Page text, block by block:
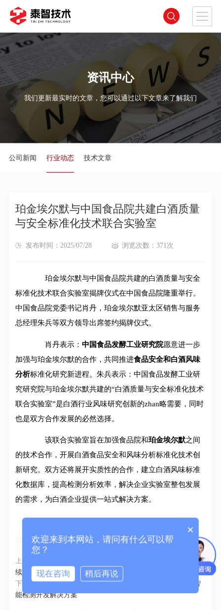
资讯中心
我们更新最实时的文章，您可以通过以下文章来了解我们
公司新闻 行业动态 技术文章
珀金埃尔默与中国食品院共建白酒质量
与安全标准化技术联合实验室
发布时间：2025/07/28 浏览次数：371次
珀金埃尔默与中国食品院共建的白酒质量与安全
标准化技术联合实验室揭牌仪式在中国食品院隆重举行。
中国食品院党委书记肖丹，珀金埃尔默亚太区销售与服务
总经理朱兵等双方领导出席签约揭牌仪式。
肖丹表示：中国食品发酵工业研究院愿意进一步
加强与珀金埃尔默的合作，共同推进食品安全和白酒风味
分析标准化研究新进程。朱兵表示：中国食品发酵工业研
究研究院与珀金埃尔默共建的“白酒质量与安全标准化技术
联合实验室”是白酒行业风味研究创新的zhan略需要，同时
也是双方合作发展的必然选择。
该联合实验室旨在加强食品院和珀金埃尔默之间
的技术合作，开展白酒食品安全和风味分析标准化技术创
新研究。双方还将展开实质性的合作，建立白酒风味标准
化数据库，提高检测分析效率，解决企业实验室整包发展
的需求，为白酒企业提供一站式解决方案。
上一篇：
天津大学-华东理工大学“聚力新能源材料，赋能可持
续未来”新能源材料高峰论坛成功举办
下一篇：安捷伦科技公司与PathAI达成战略合作，助力人工智
能检测开发解决方案
×
欢迎来到本网站，请问有什么可以帮
您？
现在咨询 稍后再说